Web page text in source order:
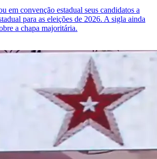
em convenção estadual seus candidatos a
para as eleições de 2026. A sigla ainda
a chapa majoritária.